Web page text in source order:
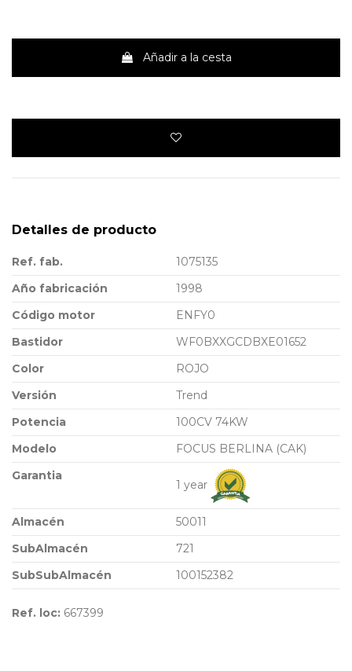
Añadir a la cesta
Detalles de producto
Ref. fab.
1075135
Año fabricación
1998
Código motor
ENFY0
Bastidor
WF0BXXGCDBXE01652
Color
ROJO
Versión
Trend
Potencia
100CV 74KW
Modelo
FOCUS BERLINA (CAK)
Garantia
1 year
Almacén
50011
SubAlmacén
721
SubSubAlmacén
100152382
Ref. loc: 667399